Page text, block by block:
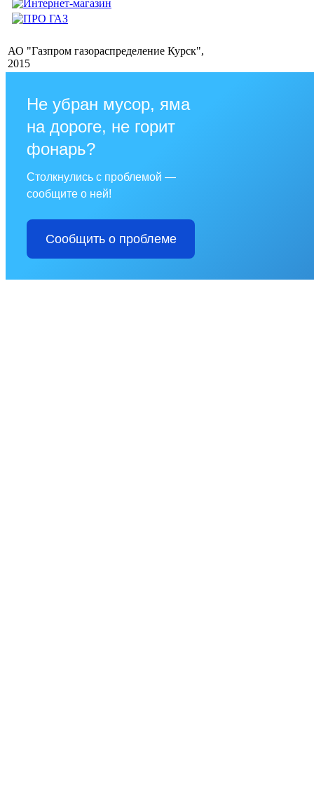
АО "Газпром газораспределение Курск",
2015
Не убран мусор, яма
на дороге, не горит
фонарь?
Столкнулись с проблемой —
сообщите о ней!
Сообщить о проблеме